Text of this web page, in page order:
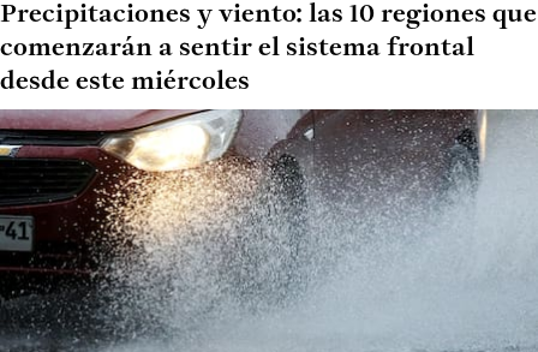
Precipitaciones y viento: las 10 regiones que
comenzarán a sentir el sistema frontal
desde este miércoles